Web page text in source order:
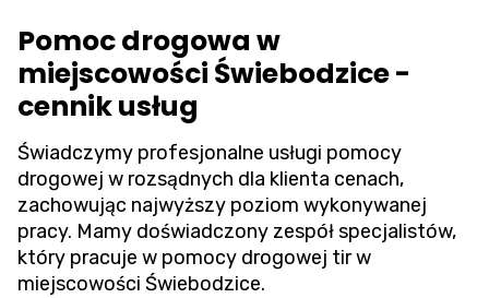
Pomoc drogowa w
miejscowości Świebodzice -
cennik usług
Świadczymy profesjonalne usługi pomocy
drogowej w rozsądnych dla klienta cenach,
zachowując najwyższy poziom wykonywanej
pracy. Mamy doświadczony zespół specjalistów,
który pracuje w pomocy drogowej tir w
miejscowości Świebodzice.